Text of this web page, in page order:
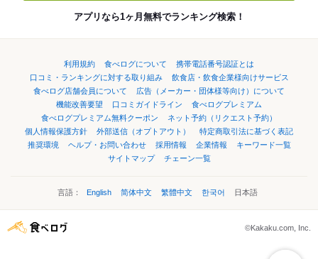
アプリなら1ヶ月無料でランキング検索！
利用規約 食べログについて
携帯電話番号認証とは
口コミ・ランキングに対する取り組み
飲食店・飲食企業様向けサービス
食べログ店舗会員について
広告（メーカー・団体様等向け）について
機能改善要望
口コミガイドライン
食べログプレミアム
食べログプレミアム無料クーポン
ネット予約（リクエスト予約）
個人情報保護方針
外部送信（オプトアウト）
特定商取引法に基づく表記
推奨環境
ヘルプ・お問い合わせ 採用情報 企業情報
キーワード一覧
サイトマップ
チェーン一覧
言語： English 简体中文 繁體中文 한국어 日本語
©Kakaku.com, Inc.